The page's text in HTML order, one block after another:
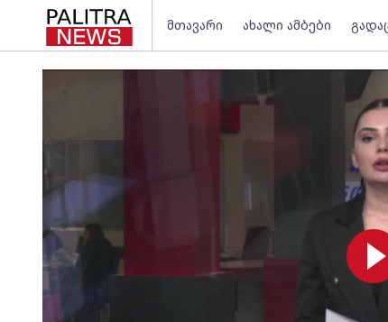
მთავარი ახალი ამბები